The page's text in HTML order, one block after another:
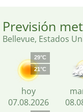
Previsión
Bellevue, Estados
29°C
21°C
hoy
07.08.2026